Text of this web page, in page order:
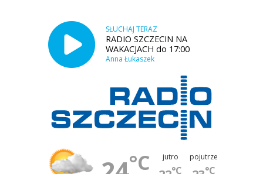
SŁUCHAJ TERAZ
RADIO SZCZECIN NA
WAKACJACH do 17:00
Anna Łukaszek
°C jutro
°C
pojutrze
°C